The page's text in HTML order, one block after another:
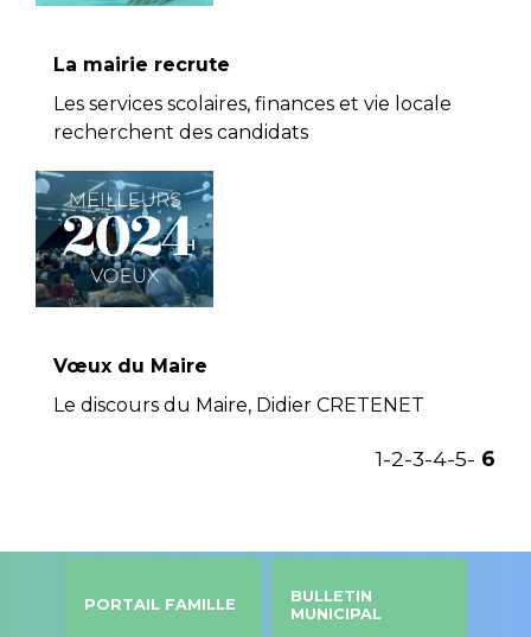
La mairie recrute
Les services scolaires, finances et vie locale
recherchent des candidats
Vœux du Maire
Le discours du Maire, Didier CRETENET
1-2-3-4-5- 6
PORTAIL FAMILLE
BULLETIN
MUNICIPAL